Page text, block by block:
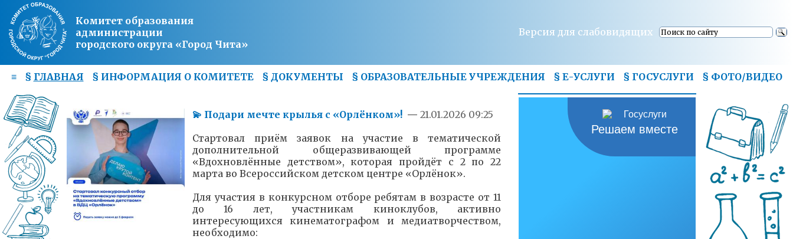
Комитет образования
администрации
городского округа «Город Чита»
Версия для слабовидящих
≡ § ГЛАВНАЯ § ИНФОРМАЦИЯ О КОМИТЕТЕ § ДОКУМЕНТЫ § ОБРАЗОВАТЕЛЬНЫЕ УЧРЕЖДЕНИЯ § Е-УСЛУГИ § ГОСУСЛУГИ § ФОТО/ВИДЕО
💫 Подари мечте крылья с «Орлёнком»! — 21.01.2026 09:25
Стартовал приём заявок на участие в тематической
дополнительной общеразвивающей программе
«Вдохновлённые детством», которая пройдёт с 2 по 22
марта во Всероссийском детском центре «Орлёнок».
Для участия в конкурсном отборе ребятам в возрасте от 11
до 16 лет, участникам киноклубов, активно
интересующихся кинематографом и медиатворчеством,
необходимо:
Решаем вместе